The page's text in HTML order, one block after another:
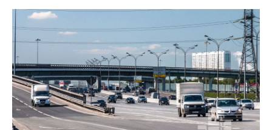
новостроек
Видеообзор
новостроек
новостроек
Экология
Москвы
Подмосковья